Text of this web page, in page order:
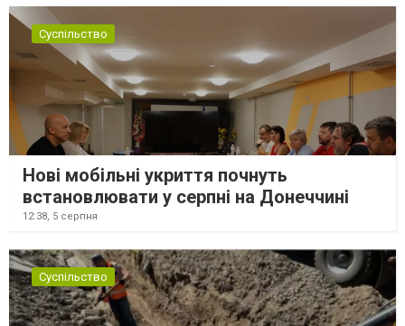
Суспільство
Нові мобільні укриття почнуть
встановлювати у серпні на Донеччині
12:38, 5 серпня
Суспільство